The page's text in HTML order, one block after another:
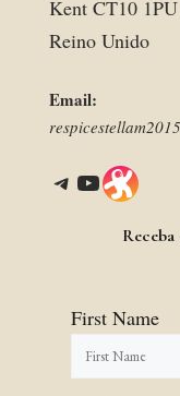
Kent CT10 1PU
Reino Unido
Email:
Telegram YouTube Link
First Name